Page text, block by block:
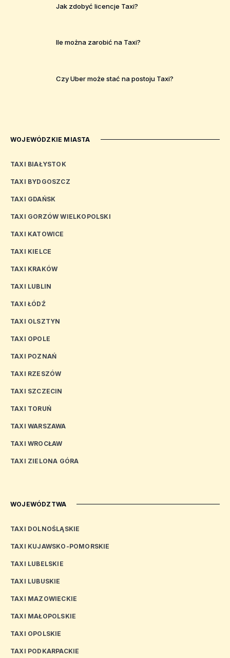
Jak zdobyć licencje Taxi?
Ile można zarobić na Taxi?
Czy Uber może stać na postoju Taxi?
WOJEWÓDZKIE MIASTA
TAXI BIAŁYSTOK
TAXI BYDGOSZCZ
TAXI GDAŃSK
TAXI GORZÓW WIELKOPOLSKI
TAXI KATOWICE
TAXI KIELCE
TAXI KRAKÓW
TAXI LUBLIN
TAXI ŁÓDŹ
TAXI OLSZTYN
TAXI OPOLE
TAXI POZNAŃ
TAXI RZESZÓW
TAXI SZCZECIN
TAXI TORUŃ
TAXI WARSZAWA
TAXI WROCŁAW
TAXI ZIELONA GÓRA
WOJEWÓDZTWA
TAXI DOLNOŚLĄSKIE
TAXI KUJAWSKO-POMORSKIE
TAXI LUBELSKIE
TAXI LUBUSKIE
TAXI MAZOWIECKIE
TAXI MAŁOPOLSKIE
TAXI OPOLSKIE
TAXI PODKARPACKIE